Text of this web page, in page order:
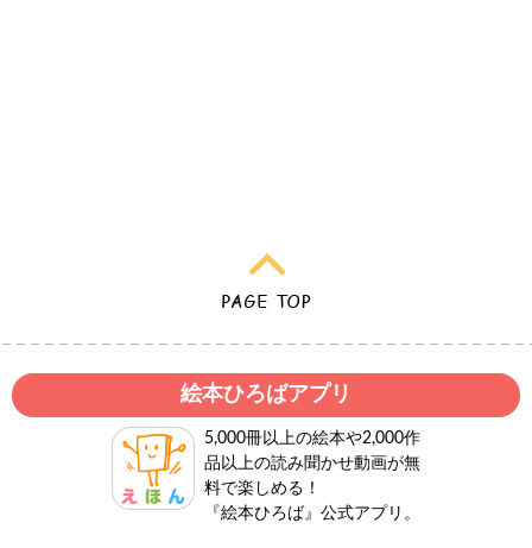
絵本ひろばアプリ
5,000冊以上の絵本や2,000作
品以上の読み聞かせ動画が無
料で楽しめる！
『絵本ひろば』公式アプリ。